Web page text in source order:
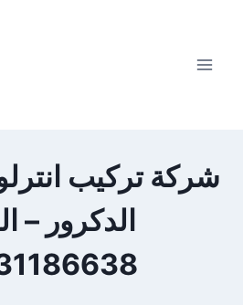
شركة تركيب
الدكرور –